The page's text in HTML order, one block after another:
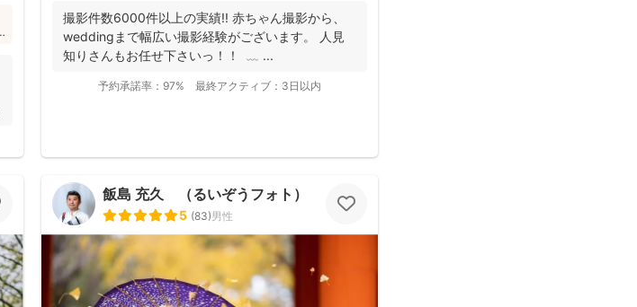
撮影件数6000件以上の実績!! 赤ちゃん撮影から、
weddingまで幅広い撮影経験がございます。 人見
知りさんもお任せ下さいっ！！ ⁡ ﹏ ⁡...
予約承諾率： 97% 最終アクティブ： 3日以内
飯島 充久 （るいぞうフォト）
5 (83)男性